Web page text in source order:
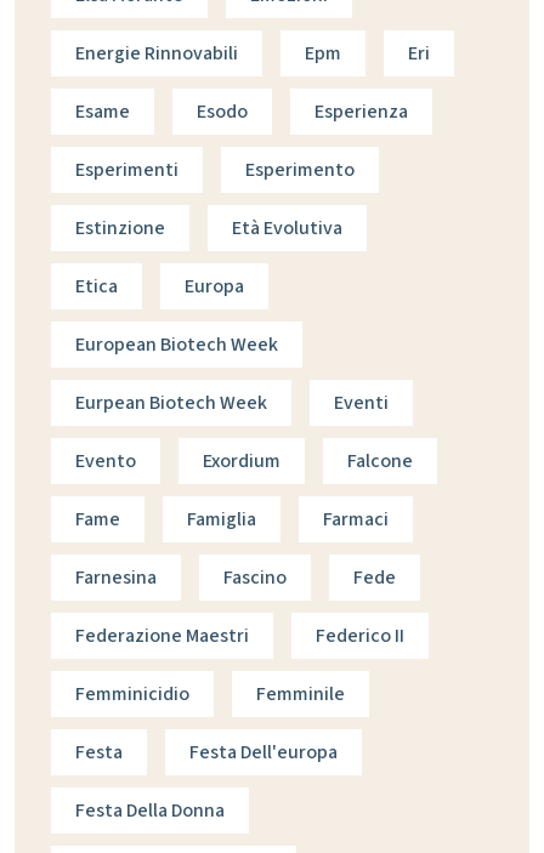
Energie Rinnovabili Epm Eri
Esame Esodo Esperienza
Esperimenti Esperimento
Estinzione Età Evolutiva
Etica Europa
European Biotech Week
Eurpean Biotech Week Eventi
Evento Exordium Falcone
Fame Famiglia Farmaci
Farnesina Fascino Fede
Federazione Maestri Federico II
Femminicidio Femminile
Festa Festa Dell'europa
Festa Della Donna